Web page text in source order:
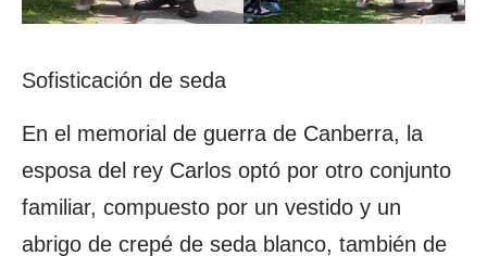
Sofisticación de seda
En el memorial de guerra de Canberra, la
esposa del rey Carlos optó por otro conjunto
familiar, compuesto por un vestido y un
abrigo de crepé de seda blanco, también de